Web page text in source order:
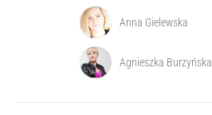
Anna Gielewska
Agnieszka Burzyńska